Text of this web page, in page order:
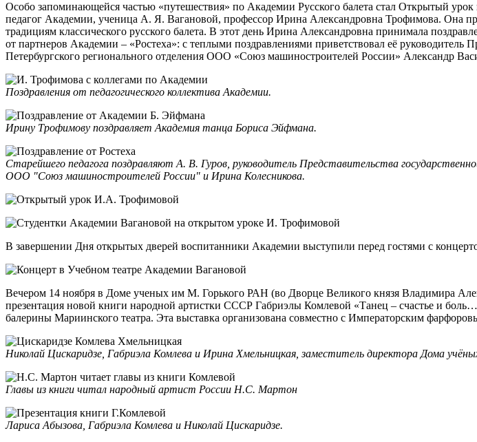
Особо запоминающейся частью «путешествия» по Академии Русского балета стал Открытый
педагог Академии, ученица А. Я. Вагановой, профессор Ирина Александровна Трофимова. Она
традициям классического русского балета. В этот день Ирина Александровна принимала
от партнеров Академии – «Ростеха»: с теплыми поздравлениями приветствовал её руководитель
Петербургского регионального отделения ООО «Союз машиностроителей России» Александр
Поздравления от педагогического коллектива Академии.
Ирину Трофимову поздравляет Академия танца Бориса Эйфмана.
Старейшего педагога поздравляют А. В. Гуров, руководитель Представительства
ООО "Союз машиностроителей России" и Ирина Колесникова.
В завершении Дня открытых дверей воспитанники Академии выступили перед гостями с
Вечером 14 ноября в Доме ученых им М. Горького РАН (во Дворце Великого князя Владимира
презентация новой книги народной артистки СССР Габриэлы Комлевой «Танец – счастье и
балерины Мариинского театра. Эта выставка организована совместно с Императорским
Николай Цискаридзе, Габриэла Комлева и Ирина Хмельницкая, заместитель директора Дома
Главы из книги читал народный артист России Н.С. Мартон
Лариса Абызова, Габриэла Комлева и Николай Цискаридзе.